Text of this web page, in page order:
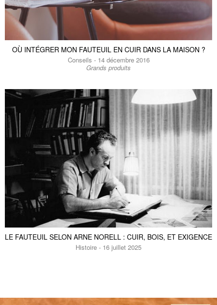
Canapé 2 places en cuir bordeaux Canapé 3 places en cuir gris
Fauteuil en cuir gris
Hamar
1880 €1500 €
Grand canapé chesterfield en cuir
Weston
-20%
Fauteuil en cuir havane
Almond
2180 €
OÙ INTÉGRER MON FAUTEUIL EN CUIR DANS LA MAISON ?
Conseils - 14 décembre 2016
Grands produits
LE FAUTEUIL SELON ARNE NORELL : CUIR, BOIS, ET EXIGENCE
Histoire - 16 juillet 2025